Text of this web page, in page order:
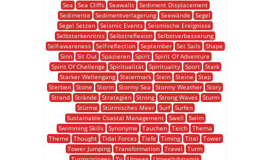
Sea
Sea Cliffs Seawalls
Sediment Displacement
Sedimente
Sedimentverlagerung Seewände
Segel
Segel Setzen Seismic Events Seismische Ereignisse
Selbsterkenntnis Selbstreflexion Selbstverbesserung
Self-awareness
Self-reflection September Set Sails
Shape
Sinn Sit Out Spazieren Spirit Spirit Of Adventure
Spirit Of Challenge
Spiritualität Spirituality Sport
Stark
Starker Wellengang
Steiermark Stein Steine
Step
Sterben Stone Storm Stormy Sea Stormy Weather Story
Strand
Strände Strategien Strong Strong Waves
Sturm
Stürme
Stürmisches Meer Surf Surfen
Sustainable Coastal Management
Swell
Swim
Swimming Skills
Synonyme Tauchen Teich
Thema
Theme
Thought Tidal Forces Tiefe Timing Titel
Tower
Tower Jumping Transformation Travel
Turm